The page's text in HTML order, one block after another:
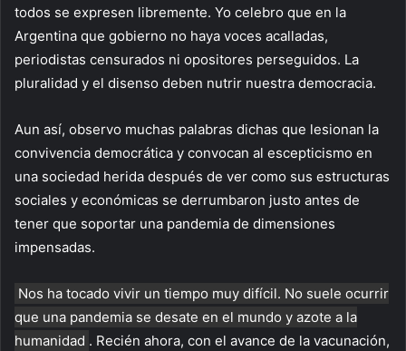
todos se expresen libremente. Yo celebro que en la
Argentina que gobierno no haya voces acalladas,
periodistas censurados ni opositores perseguidos. La
pluralidad y el disenso deben nutrir nuestra democracia.
Aun así, observo muchas palabras dichas que lesionan la
convivencia democrática y convocan al escepticismo en
una sociedad herida después de ver como sus estructuras
sociales y económicas se derrumbaron justo antes de
tener que soportar una pandemia de dimensiones
impensadas.
Nos ha tocado vivir un tiempo muy difícil. No suele ocurrir
que una pandemia se desate en el mundo y azote a la
humanidad . Recién ahora, con el avance de la vacunación,